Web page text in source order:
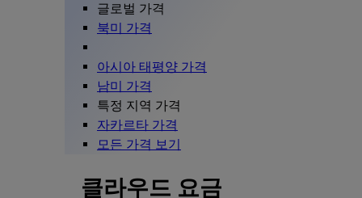
글로벌 가격
북미 가격
아시아 태평양 가격
남미 가격
특정 지역 가격
자카르타 가격
모든 가격 보기
클라우드 요금